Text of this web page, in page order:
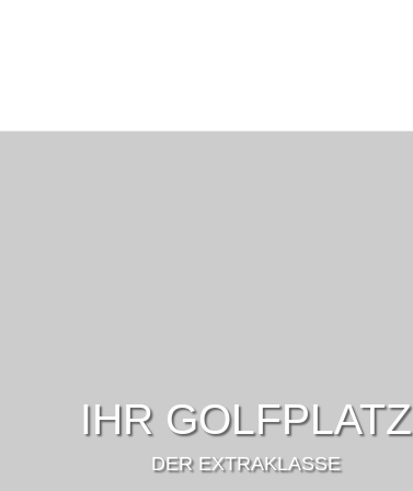
IHR GOLFPLATZ
DER EXTRAKLASSE